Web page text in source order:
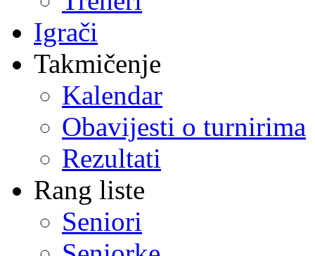
Igrači
Takmičenje
Kalendar
Obavijesti o turnirima
Rezultati
Rang liste
Seniori